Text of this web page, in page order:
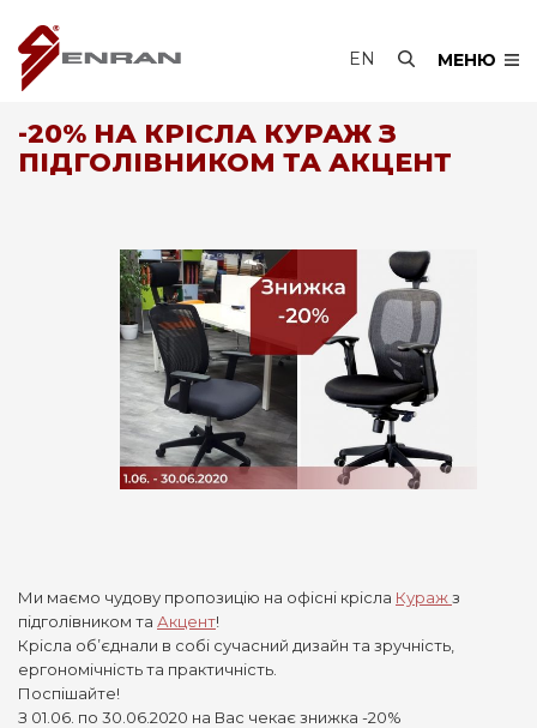
EN МЕНЮ
-20% НА КРІСЛА КУРАЖ З
ПІДГОЛІВНИКОМ ТА АКЦЕНТ
Ми маємо чудову пропозицію на офісні крісла Куражз
підголівником та Акцент!
Крісла об’єднали в собі сучасний дизайн та зручність,
ергономічність та практичність.
Поспішайте!
З 01.06. по 30.06.2020 на Вас чекає знижка -20%